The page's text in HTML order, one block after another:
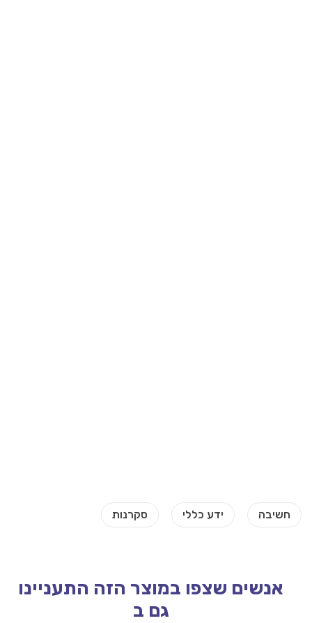
אנשים שצפו במוצר הזה התעניינו
גם ב